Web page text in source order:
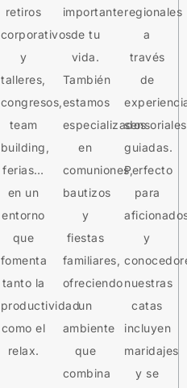
retiros
corporativos
y
talleres,
congresos,
team
building,
ferias…
en un
entorno
que
fomenta
tanto la
productividad
como el
relax.
importante
de tu
vida.
También
estamos
especializados
en
comuniones,
bautizos
y
fiestas
familiares,
ofreciendo
un
ambiente
que
combina
regionales
a
través
de
sensoriales
guiadas.
Perfecto
para
y
nuestras
catas
incluyen
maridajes
y se